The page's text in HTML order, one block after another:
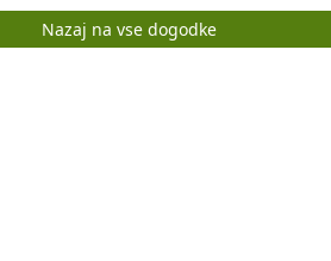
Nazaj na vse dogodke